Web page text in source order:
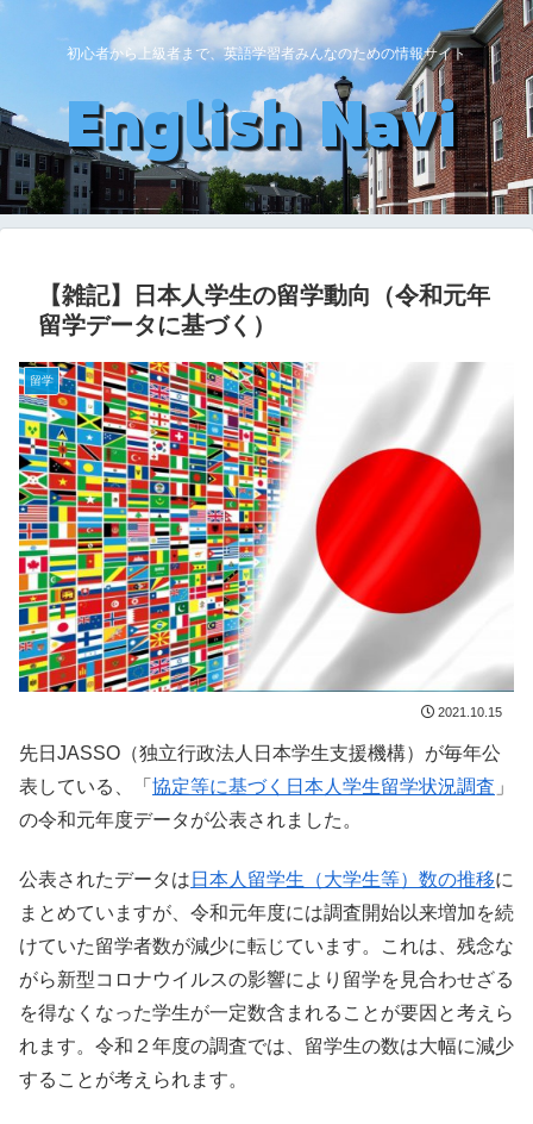
初心者から上級者まで、英語学習者みんなのための情報サイト
【雑記】日本人学生の留学動向（令和元年
留学データに基づく）
留学
2021.10.15
先日JASSO（独立行政法人日本学生支援機構）が毎年公
表している、「 協定等に基づく日本人学生留学状況調査 」
の令和元年度データが公表されました。
公表されたデータは 日本人留学生（大学生等）数の推移に
まとめていますが、令和元年度には調査開始以来増加を続
けていた留学者数が減少に転じています。これは、残念な
がら新型コロナウイルスの影響により留学を見合わせざる
を得なくなった学生が一定数含まれることが要因と考えら
れます。令和２年度の調査では、留学生の数は大幅に減少
することが考えられます。